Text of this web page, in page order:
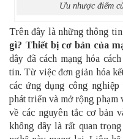
Ưu nhược điểm
Trên đây là những thông
gì? Thiết bị cơ bản của
dây đã cách mạng hóa
tin. Từ việc đơn giản hóa
các ứng dụng công
phát triển và mở rộng phạm
về các nguyên tắc cơ bản
không dây là rất quan